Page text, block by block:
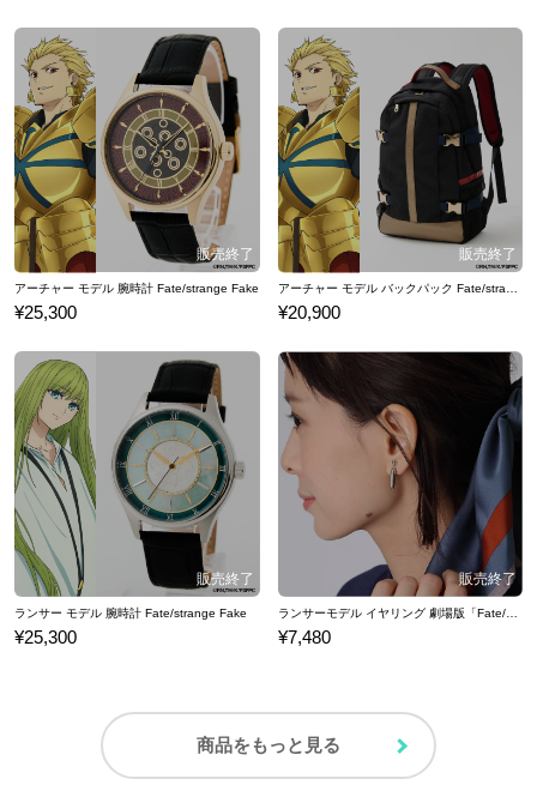
アーチャー モデル 腕時計 Fate/strange Fake
¥25,300
アーチャー モデル バックパック Fate/strange Fake
¥20,900
ランサー モデル 腕時計 Fate/strange Fake
¥25,300
ランサーモデル イヤリング 劇場版「Fate/stay night[Heaven's Feel]」
¥7,480
商品をもっと見る